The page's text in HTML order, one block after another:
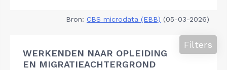
Bron: CBS microdata (EBB) (05-03-2026)
WERKENDEN NAAR OPLEIDING
EN MIGRATIEACHTERGROND
Filters